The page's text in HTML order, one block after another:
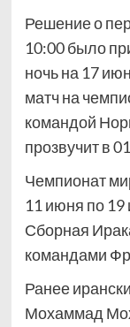
Решение о
10:00 было
ночь на 17
матч на
командой
прозвучит в
Чемпионат
11 июня по
Сборная
командами
Ранее
Мохаммад